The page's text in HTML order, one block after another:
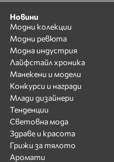
Новини
Модни колекции
Модни ревюта
Модна индустрия
Лайфстайл хроника
Манекени и модели
Конкурси и награди
Млади дизайнери
Тенденции
Световна мода
Здраве и красота
Грижи за тялото
Аромати